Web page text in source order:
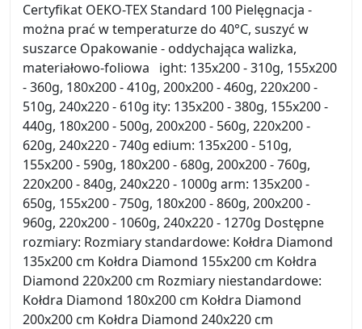
Certyfikat OEKO-TEX Standard 100 Pielęgnacja -
można prać w temperaturze do 40°C, suszyć w
suszarce Opakowanie - oddychająca walizka,
materiałowo-foliowa ight: 135x200 - 310g, 155x200
- 360g, 180x200 - 410g, 200x200 - 460g, 220x200 -
510g, 240x220 - 610g ity: 135x200 - 380g, 155x200 -
440g, 180x200 - 500g, 200x200 - 560g, 220x200 -
620g, 240x220 - 740g edium: 135x200 - 510g,
155x200 - 590g, 180x200 - 680g, 200x200 - 760g,
220x200 - 840g, 240x220 - 1000g arm: 135x200 -
650g, 155x200 - 750g, 180x200 - 860g, 200x200 -
960g, 220x200 - 1060g, 240x220 - 1270g Dostępne
rozmiary: Rozmiary standardowe: Kołdra Diamond
135x200 cm Kołdra Diamond 155x200 cm Kołdra
Diamond 220x200 cm Rozmiary niestandardowe:
Kołdra Diamond 180x200 cm Kołdra Diamond
200x200 cm Kołdra Diamond 240x220 cm